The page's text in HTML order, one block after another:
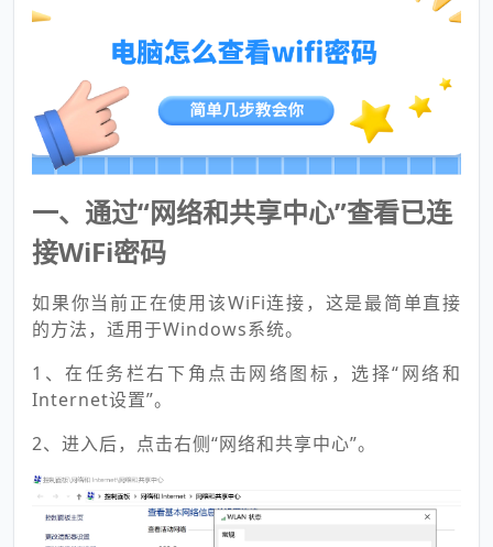
一、通过“网络和共享中心”查看已连
接WiFi密码
如果你当前正在使用该WiFi连接，这是最简单直接
的方法，适用于Windows系统。
1、在任务栏右下角点击网络图标，选择“网络和
Internet设置”。
2、进入后，点击右侧“网络和共享中心”。